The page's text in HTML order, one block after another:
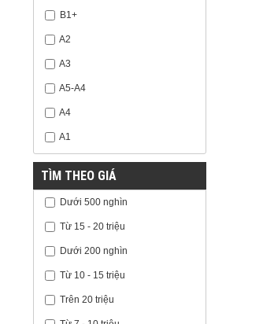
B1+
A2
A3
A5-A4
A4
A1
TÌM THEO GIÁ
Dưới 500 nghìn
Từ 15 - 20 triệu
Dưới 200 nghìn
Từ 10 - 15 triệu
Trên 20 triệu